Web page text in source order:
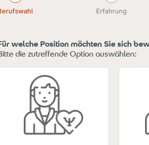
Erfahrung
welche Position möchten Sie sich
die zutreffende Option auswählen: